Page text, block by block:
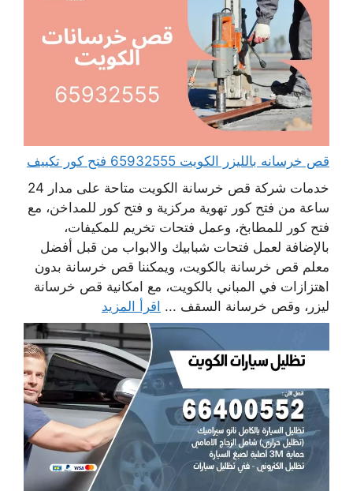
قص خرسانه بالليزر الكويت 65932555 فتح كور تكييف
خدمات شركة قص خرسانة الكويت متاحة على مدار 24
ساعة من فتح كور تهوية مركزية و فتح كور للمداخن، مع
فتح كور للمطابخ، وعمل فتحات تخريم للمكيفات،
بالإضافة لعمل فتحات شبابيك والابواب من قبل أفضل
معلم قص خرسانة بالكويت، ويمكننا قص خرسانة بدون
اهتزازات في المباني بالكويت، مع امكانية قص خرسانة
ليزر، وقص خرسانة السقف ... اقرأ المزيد